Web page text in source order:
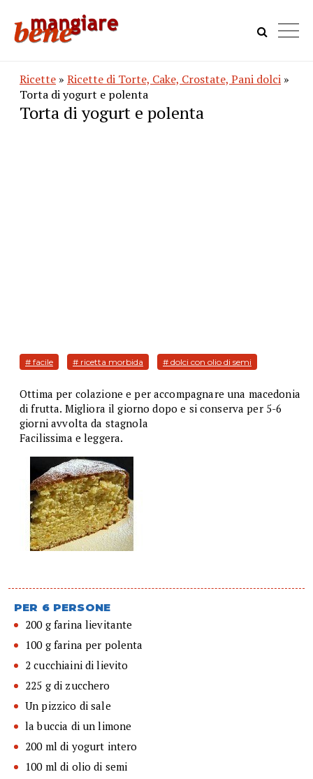
Ricette » Ricette di Torte, Cake, Crostate, Pani dolci »
Torta di yogurt e polenta
Torta di yogurt e polenta
# facile # ricetta morbida # dolci con olio di semi
Ottima per colazione e per accompagnare una macedonia
di frutta. Migliora il giorno dopo e si conserva per 5-6
giorni avvolta da stagnola
Facilissima e leggera.
PER 6 PERSONE
200 g farina lievitante
100 g farina per polenta
2 cucchiaini di lievito
225 g di zucchero
Un pizzico di sale
la buccia di un limone
200 ml di yogurt intero
100 ml di olio di semi